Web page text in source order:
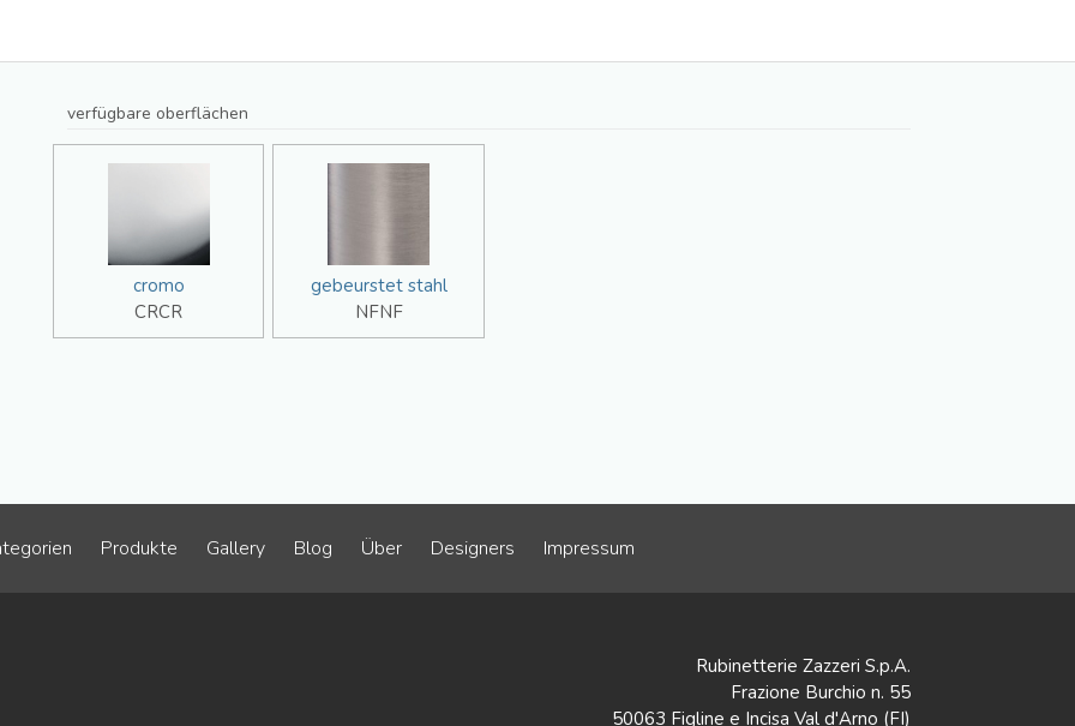
verfügbare oberflächen
cromo
CRCR
gebeurstet stahl
NFNF
Produkte Gallery Blog Über Designers Impressum
Rubinetterie Zazzeri S.p.A.
Frazione Burchio n. 55
50063 Figline e Incisa Val d'Arno (FI)